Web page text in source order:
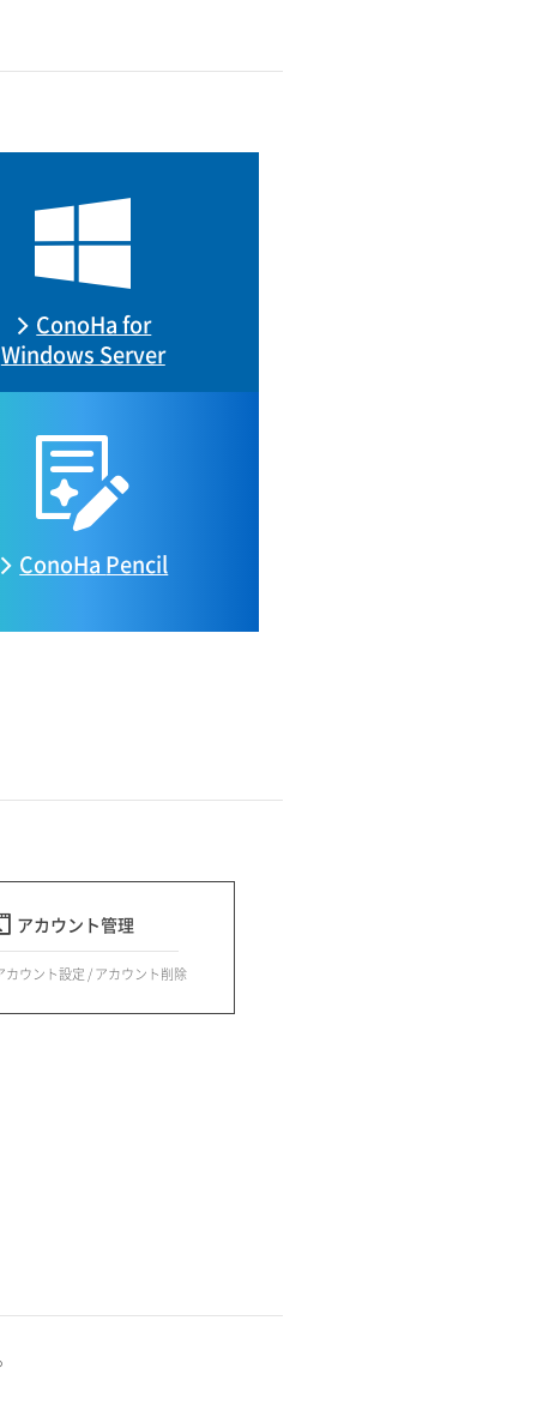
ConoHa for
Windows Server
ConoHa Pencil
アカウント管理
カウント設定 / アカウント削除